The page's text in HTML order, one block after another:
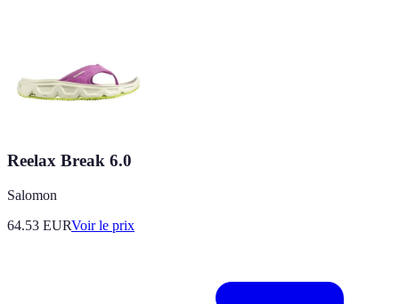
Reelax Break 6.0
Salomon
64.53 EURVoir le prix